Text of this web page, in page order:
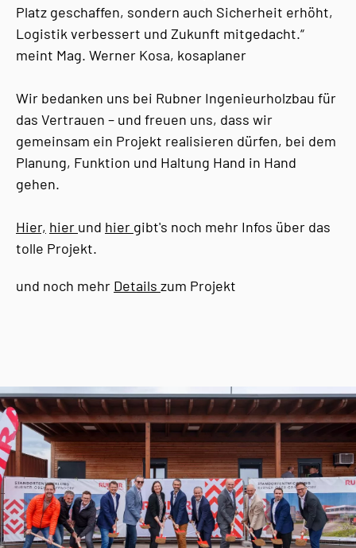
Platz geschaffen, sondern auch Sicherheit erhöht,
Logistik verbessert und Zukunft mitgedacht.“
meint Mag. Werner Kosa, kosaplaner
Wir bedanken uns bei Rubner Ingenieurholzbau für
das Vertrauen – und freuen uns, dass wir
gemeinsam ein Projekt realisieren dürfen, bei dem
Planung, Funktion und Haltung Hand in Hand
gehen.
Hier, hier und hier gibt's noch mehr Infos über das
tolle Projekt.
und noch mehr Details zum Projekt